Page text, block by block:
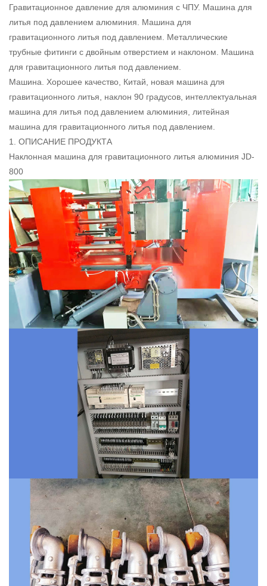
Гравитационное давление для алюминия с ЧПУ. Машина для
литья под давлением алюминия. Машина для
гравитационного литья под давлением. Металлические
трубные фитинги с двойным отверстием и наклоном. Машина
для гравитационного литья под давлением.
Машина. Хорошее качество, Китай, новая машина для
гравитационного литья, наклон 90 градусов, интеллектуальная
машина для литья под давлением алюминия, литейная
машина для гравитационного литья под давлением.
1. ОПИСАНИЕ ПРОДУКТА
Наклонная машина для гравитационного литья алюминия JD-
800